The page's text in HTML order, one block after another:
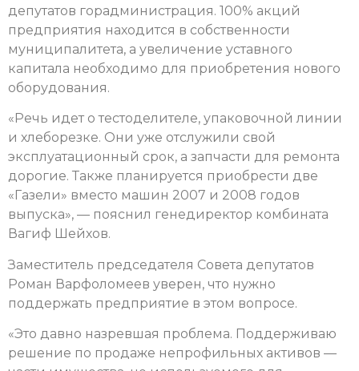
депутатов горадминистрация. 100% акций
предприятия находится в собственности
муниципалитета, а увеличение уставного
капитала необходимо для приобретения нового
оборудования.
«Речь идет о тестоделителе, упаковочной линии
и хлеборезке. Они уже отслужили свой
эксплуатационный срок, а запчасти для ремонта
дорогие. Также планируется приобрести две
«Газели» вместо машин 2007 и 2008 годов
выпуска», — пояснил генедиректор комбината
Вагиф Шейхов.
Заместитель председателя Совета депутатов
Роман Варфоломеев уверен, что нужно
поддержать предприятие в этом вопросе.
«Это давно назревшая проблема. Поддерживаю
решение по продаже непрофильных активов —